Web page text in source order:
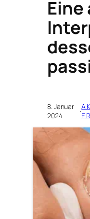
Eine
8. Januar
2024
·